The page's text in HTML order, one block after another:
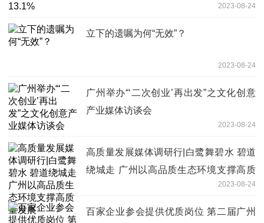
2023-08-24
立下的遗嘱为何“无效”？
2023-08-24
广州举办“‘二次创业’再出发”之文化创意
产业媒体访谈会
2023-08-24
高质量发展媒体调研行|白鹭舞碧水 碧道
绕城走 广州以高品质生态环境支撑高质
2023-08-24
百家企业参会提供优质岗位 第二届广州